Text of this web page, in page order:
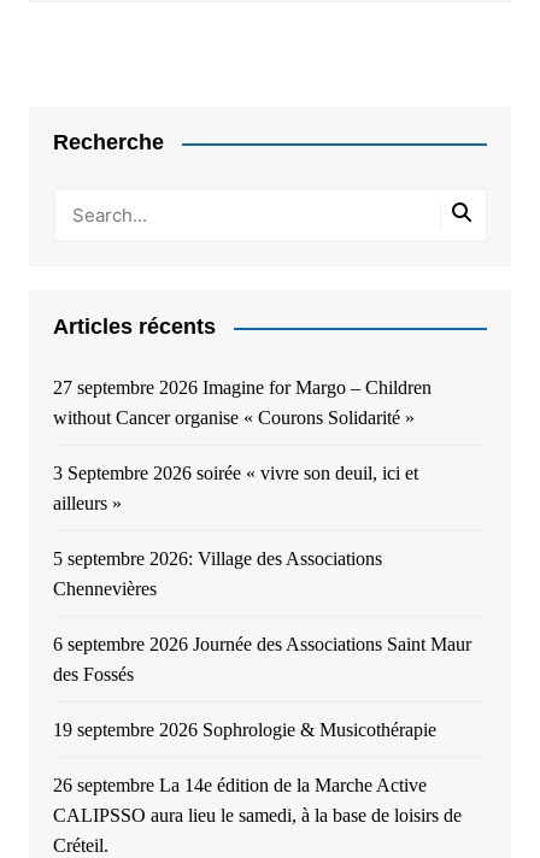
Recherche
Articles récents
27 septembre 2026 Imagine for Margo – Children
without Cancer organise « Courons Solidarité »
3 Septembre 2026 soirée « vivre son deuil, ici et
ailleurs »
5 septembre 2026: Village des Associations
Chennevières
6 septembre 2026 Journée des Associations Saint Maur
des Fossés
19 septembre 2026 Sophrologie & Musicothérapie
26 septembre La 14e édition de la Marche Active
CALIPSSO aura lieu le samedi, à la base de loisirs de
Créteil.